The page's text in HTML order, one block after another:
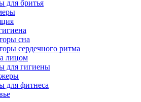
для бритья
сна
сердечного ритма
лицом
для гигиены
для фитнеса